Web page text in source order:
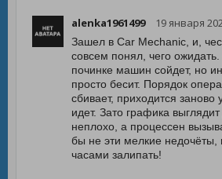
alenka1961499 19 января
Зашел в Car Mechanic, и,
совсем понял, чего
починке машин сойдет, но
просто бесит. Порядок
сбивает, приходится заново
идет. Зато графика
неплохо, а процессен
бы не эти мелкие
часами залипать!